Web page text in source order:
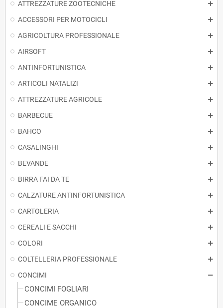
ATTREZZATURE ZOOTECNICHE
ACCESSORI PER MOTOCICLI
AGRICOLTURA PROFESSIONALE
AIRSOFT
ANTINFORTUNISTICA
ARTICOLI NATALIZI
ATTREZZATURE AGRICOLE
BARBECUE
BAHCO
CASALINGHI
BEVANDE
BIRRA FAI DA TE
CALZATURE ANTINFORTUNISTICA
CARTOLERIA
CEREALI E SACCHI
COLORI
COLTELLERIA PROFESSIONALE
CONCIMI
CONCIMI FOGLIARI
CONCIME ORGANICO